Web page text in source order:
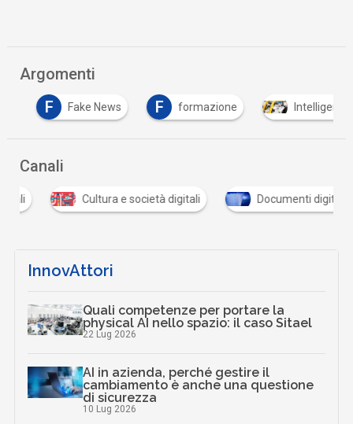
Argomenti
F
Fake News F formazione Intelligenza
Canali
Cultura e società digitali Documenti digitali
InnovAttori
Quali competenze per portare la
physical AI nello spazio: il caso Sitael
22 Lug 2026
AI in azienda, perché gestire il
cambiamento è anche una questione
di sicurezza
10 Lug 2026